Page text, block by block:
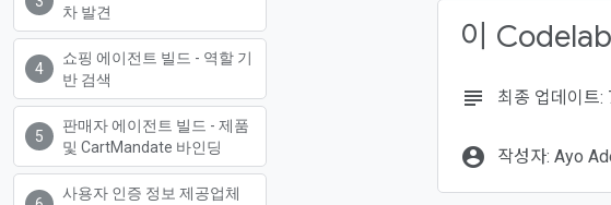
차 발견
쇼핑 에이전트 빌드 - 역할 기
반 검색
판매자 에이전트 빌드 - 제품
및 CartMandate 바인딩
사용자 인증 정보 제공업체
이
subject 최종 업데이트
account_circle 작성자: Ayo